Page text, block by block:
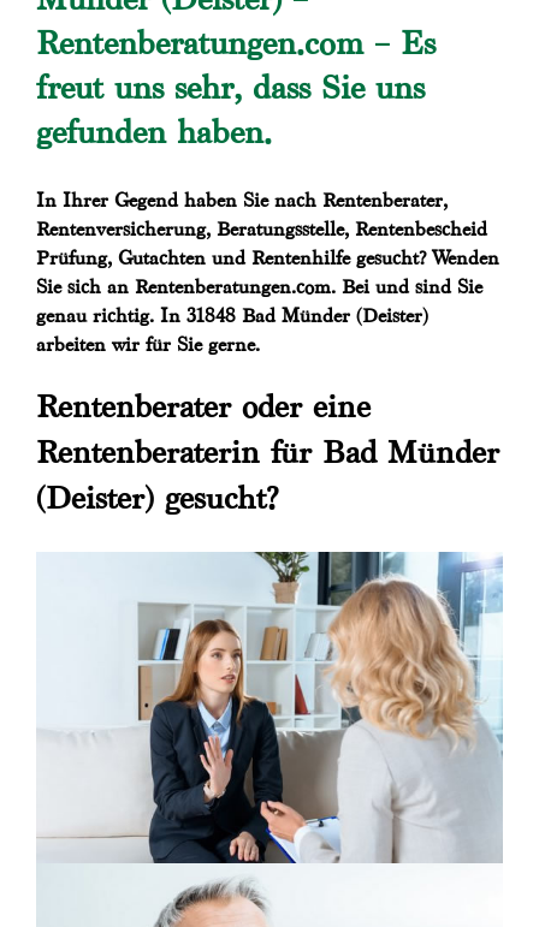
Rentenberatungen.com – Es
freut uns sehr, dass Sie uns
gefunden haben.
In Ihrer Gegend haben Sie nach Rentenberater,
Rentenversicherung, Beratungsstelle, Rentenbescheid
Prüfung, Gutachten und Rentenhilfe gesucht? Wenden
Sie sich an Rentenberatungen.com. Bei und sind Sie
genau richtig. In 31848 Bad Münder (Deister)
arbeiten wir für Sie gerne.
Rentenberater oder eine
Rentenberaterin für Bad Münder
(Deister) gesucht?